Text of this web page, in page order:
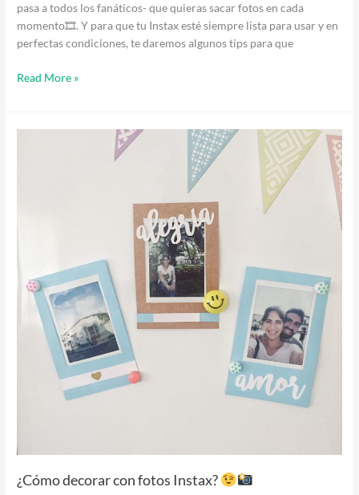
pasa a todos los fanáticos- que quieras sacar fotos en cada
momento🎞. Y para que tu Instax esté siempre lista para usar y en
perfectas condiciones, te daremos algunos tips para que
Read More »
¿Cómo decorar con fotos Instax?